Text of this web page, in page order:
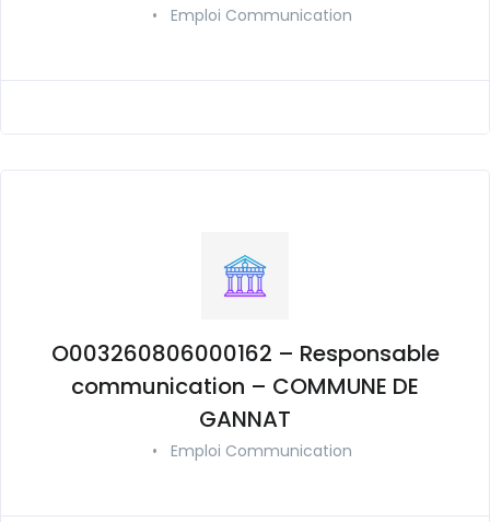
• Emploi Communication
O003260806000162 – Responsable
communication – COMMUNE DE
GANNAT
• Emploi Communication